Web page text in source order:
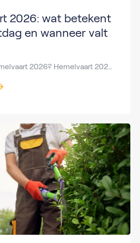
2026: wat betekent
en wanneer valt